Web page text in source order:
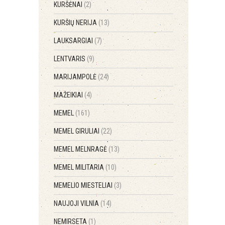
KURŠĖNAI (2)
KURŠIŲ NERIJA (13)
LAUKSARGIAI (7)
LENTVARIS (9)
MARIJAMPOLĖ (24)
MAŽEIKIAI(4)
MEMEL (161)
MEMEL GIRULIAI (22)
MEMEL MELNRAGĖ(13)
MEMEL MILITARIA (10)
MEMELIO MIESTELIAI (3)
NAUJOJI VILNIA (14)
NEMIRSETA (1)